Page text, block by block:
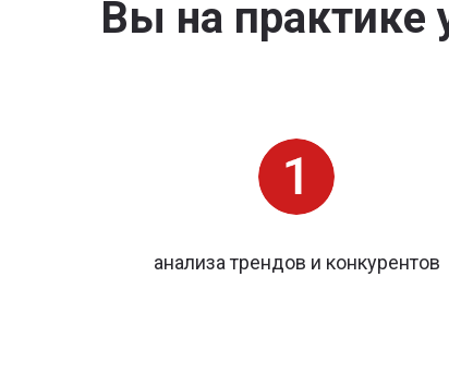
Вы на практике
анализа трендов и конкурентов